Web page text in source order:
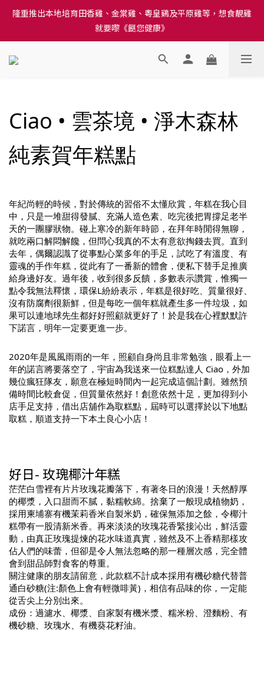
訂單結帳注意事項：送貨方法中選擇區域 - 然後當填寫地址時, 請
小心選擇分區及區域, 因資料錯誤會影響前往結帳
隆重推出本地培育田香雞、金棠雞、粵皇鷄及平原雞等，想食靚雞
就要嚟《餸您健康》
訂單結帳注意事項：送貨方法中選擇區域 - 然後當填寫地址時, 請
Ciao • 雲茶境 • 淨木森林
純素賀年糕點
年紀尚輕的時候，對於傳統的習俗不太懂欣賞，年糕在我心目
中，只是一堆甜得發膩、充滿人造色素、吃完後把胃撐足老半
天的一團膠狀物。碰上寒冷的新年時節，在拜年時閒得無聊，
就吃兩口解悶解饞，但問心我真的不太有意欲掏錢去買。直到
去年，偶爾認識了從事點心業多年的手足，試吃了有溫度、有
靈魂的手作年糕，從此有了一番新的體會，便私下替手足推廣
給身邊好友。過年後，收到很多反饋，多數表示讚賞，惟獨一
點令我無法釋懷，環保L紛紛表示，年糕是很好吃、質量很好、
沒有防腐劑很新鮮，但是每吃一個年糕就產生多一件垃圾，如
果可以連地球先生都好好照顧就更好了！於是我在心裡默默許
下諾言，明年一定要更進一步。
2020年是風風雨雨的一年，照顧自身尚且非常勉強，眼看上一
年的諾言將要落空了，宇宙為我送來一位糕點達人 Ciao ，外加
幾位瘋狂隊友，願意在極短時間內一起完成這個計劃。雖然預
備時間比較倉促，但質量依然好！創意依然十足，更加得到小
店手足支持，借出店舖作為取糕點，屆時可以選擇於以下地點
取糕，順道支持一下本土良心小店！
好日- 玫瑰椰汁年糕
茫茫白雪裡有片片玫瑰花瓣落下，有著冬日的浪漫！天然醇厚
的椰漿，入口甜而不膩，黏糯軟綿。捨棄了一般現成植物奶，
採用柬埔寨有機茉莉香米自製米奶，確保無添加之餘，令椰汁
糕帶有一股清新米香。再來淡淡的玫瑰花香緊接沁出，鮮活靈
動，由真正玫瑰提煉的花水味道真實，雖然及不上香精那樣攻
佔人們的味蕾，但卻是令人無法忽略的那一種層次感，完全體
會到甜品師對食客的尊重。
關注健康的朋友請留意，此款糕不計成本採用有機砂糖代替普
通白砂糖(注:顏色上會有輕微啡黃)，相信有品味的你，一定能
從舌尖上分別出來。
成份：過濾水、椰漿、自家製有機米漿、糯米粉、澄麵粉、有
機砂糖、玫瑰水、有機葵花籽油。